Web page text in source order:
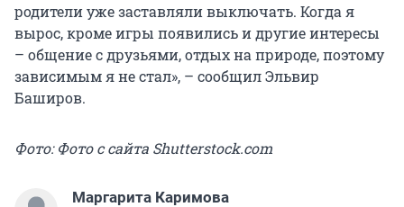
родители уже заставляли выключать. Когда я
вырос, кроме игры появились и другие интересы
– общение с друзьями, отдых на природе, поэтому
зависимым я не стал», – сообщил Эльвир
Баширов.
Фото: Фото с сайта Shutterstock.com
Маргарита Каримова